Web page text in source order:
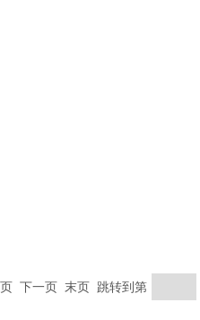
下一页 末页 跳转到第